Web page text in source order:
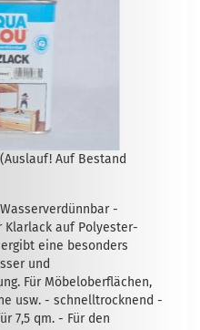
Auf Bestand
-
Klarlack auf Polyester-
eine besonders
und
Für Möbeloberflächen,
usw. - schnelltrocknend -
7,5 qm. - Für den